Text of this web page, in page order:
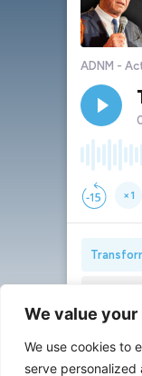
We value
We use cookies to
serve